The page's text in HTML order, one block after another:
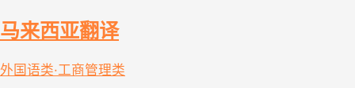
马来西亚翻译
外国语类·工商管理类